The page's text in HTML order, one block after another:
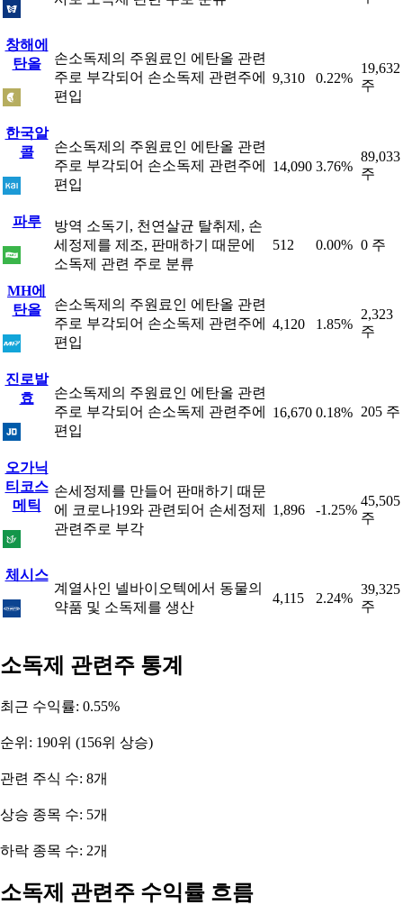
창해에
탄올
손소독제의 주원료인 에탄올 관련
주로 부각되어 손소독제 관련주에
편입
9,310 0.22%
19,632
주
한국알
콜
손소독제의 주원료인 에탄올 관련
주로 부각되어 손소독제 관련주에
편입
14,090 3.76%
89,033
주
파루
방역 소독기, 천연살균 탈취제, 손
세정제를 제조, 판매하기 때문에
소독제 관련 주로 분류
512 0.00% 0 주
MH에
탄올
손소독제의 주원료인 에탄올 관련
주로 부각되어 손소독제 관련주에
편입
4,120 1.85%
2,323
주
진로발
효
손소독제의 주원료인 에탄올 관련
주로 부각되어 손소독제 관련주에
편입
16,670 0.18% 205 주
오가닉
티코스
메틱
손세정제를 만들어 판매하기 때문
에 코로나19와 관련되어 손세정제
관련주로 부각
1,896 -1.25%
45,505
주
체시스
계열사인 넬바이오텍에서 동물의
약품 및 소독제를 생산
4,115 2.24%
39,325
주
소독제 관련주 통계
최근 수익률: 0.55%
순위: 190위 (156위 상승)
관련 주식 수: 8개
상승 종목 수: 5개
하락 종목 수: 2개
소독제 관련주 수익률 흐름